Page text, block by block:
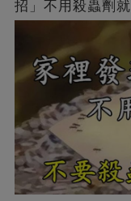
招」不用殺蟲劑